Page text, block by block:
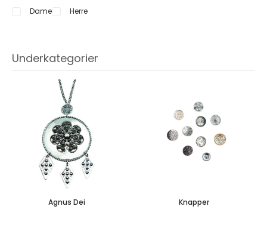
Dame Herre
Underkategorier
Agnus Dei Knapper